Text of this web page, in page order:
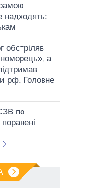
надходять:
обстріляв
а
рф. Головне
по